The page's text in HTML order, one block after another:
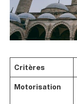
Critères
Motorisation